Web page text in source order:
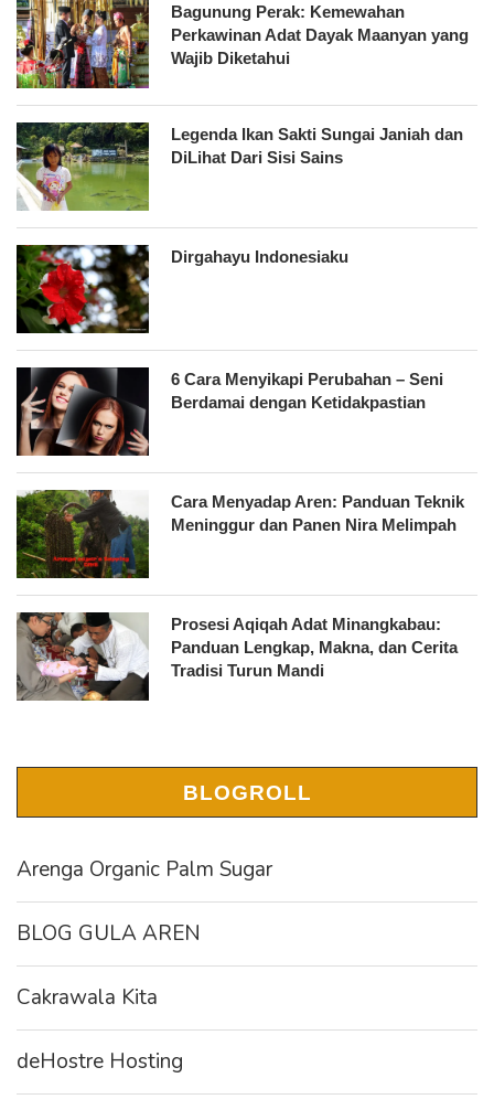
Bagunung Perak: Kemewahan
Perkawinan Adat Dayak Maanyan yang
Wajib Diketahui
Legenda Ikan Sakti Sungai Janiah dan
DiLihat Dari Sisi Sains
Dirgahayu Indonesiaku
6 Cara Menyikapi Perubahan – Seni
Berdamai dengan Ketidakpastian
Cara Menyadap Aren: Panduan Teknik
Meninggur dan Panen Nira Melimpah
Prosesi Aqiqah Adat Minangkabau:
Panduan Lengkap, Makna, dan Cerita
Tradisi Turun Mandi
BLOGROLL
Arenga Organic Palm Sugar
BLOG GULA AREN
Cakrawala Kita
deHostre Hosting